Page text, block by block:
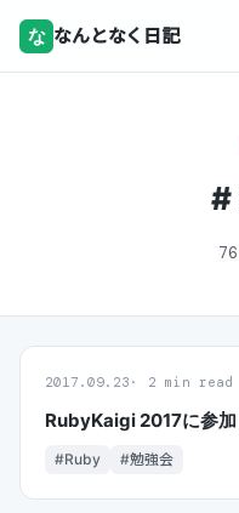
な なんとなく日記
#
2017.09.23 2 min read
RubyKaigi 2017に参加
#Ruby #勉強会